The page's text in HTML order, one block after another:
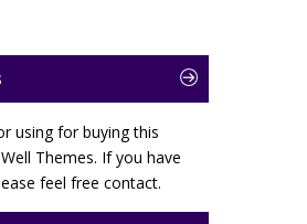
using for buying this
Themes. If you have
feel free contact.